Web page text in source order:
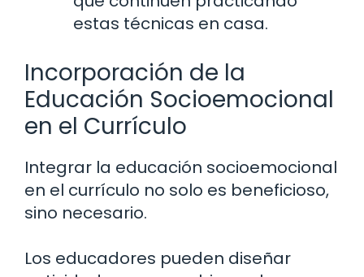
estas técnicas en casa.
Incorporación de la
Educación Socioemocional
en el Currículo
Integrar la educación socioemocional
en el currículo no solo es beneficioso,
sino necesario.
Los educadores pueden diseñar